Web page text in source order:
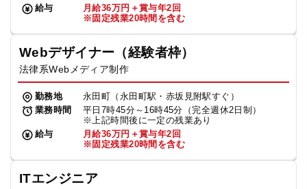
給与
月給36万円＋賞与年2回
※固定残業20時間を含む
Webデザイナー（経験者枠）
法律系Webメディア制作
勤務地
永田町（永田町駅・赤坂見附駅すぐ）
業務時間
平日7時45分～16時45分（完全週休2日制）
※上記時間後に一定の残業あり
給与
月給36万円＋賞与年2回
※固定残業20時間を含む
ITエンジニア